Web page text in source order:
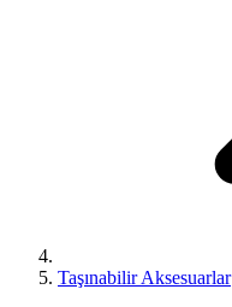
Taşınabilir Aksesuarlar